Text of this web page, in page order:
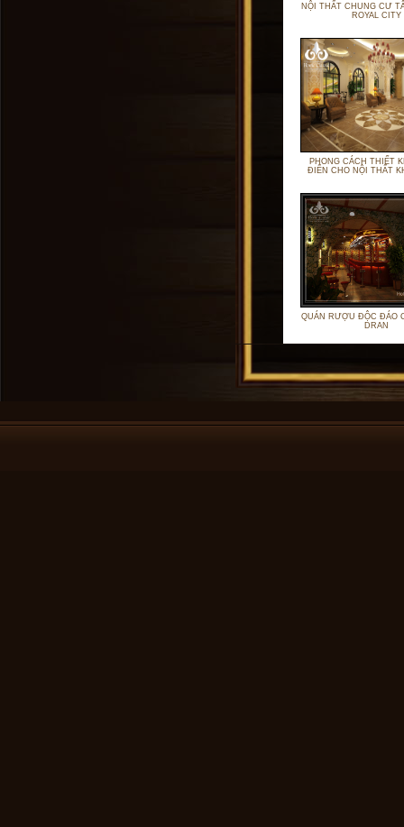
NỘI THẤT CHUNG CƯ
ROYAL CITY
PHONG CÁCH THIẾT
ĐIỂN CHO NỘI THẤT
QUÁN RƯỢU ĐỘC ĐÁO
DRAN